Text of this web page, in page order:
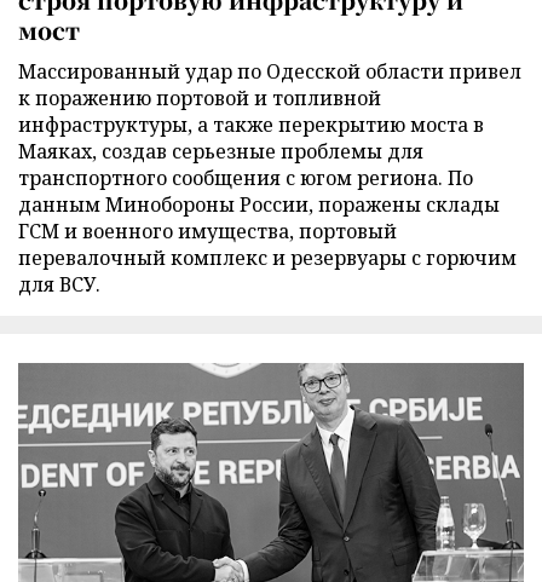
мост
Массированный удар по Одесской области привел
к поражению портовой и топливной
инфраструктуры, а также перекрытию моста в
Маяках, создав серьезные проблемы для
транспортного сообщения с югом региона. По
данным Минобороны России, поражены склады
ГСМ и военного имущества, портовый
перевалочный комплекс и резервуары с горючим
для ВСУ.